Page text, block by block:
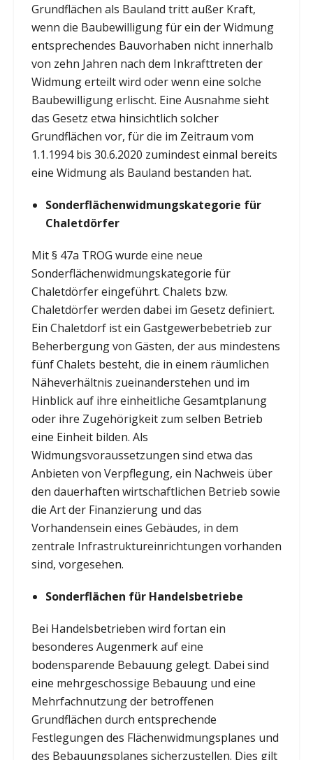
Grundflächen als Bauland tritt außer Kraft,
wenn die Baubewilligung für ein der Widmung
entsprechendes Bauvorhaben nicht innerhalb
von zehn Jahren nach dem Inkrafttreten der
Widmung erteilt wird oder wenn eine solche
Baubewilligung erlischt. Eine Ausnahme sieht
das Gesetz etwa hinsichtlich solcher
Grundflächen vor, für die im Zeitraum vom
1.1.1994 bis 30.6.2020 zumindest einmal bereits
eine Widmung als Bauland bestanden hat.
Sonderflächenwidmungskategorie für
Chaletdörfer
Mit § 47a TROG wurde eine neue
Sonderflächenwidmungskategorie für
Chaletdörfer eingeführt. Chalets bzw.
Chaletdörfer werden dabei im Gesetz definiert.
Ein Chaletdorf ist ein Gastgewerbebetrieb zur
Beherbergung von Gästen, der aus mindestens
fünf Chalets besteht, die in einem räumlichen
Näheverhältnis zueinanderstehen und im
Hinblick auf ihre einheitliche Gesamtplanung
oder ihre Zugehörigkeit zum selben Betrieb
eine Einheit bilden. Als
Widmungsvoraussetzungen sind etwa das
Anbieten von Verpflegung, ein Nachweis über
den dauerhaften wirtschaftlichen Betrieb sowie
die Art der Finanzierung und das
Vorhandensein eines Gebäudes, in dem
zentrale Infrastruktureinrichtungen vorhanden
sind, vorgesehen.
Sonderflächen für Handelsbetriebe
Bei Handelsbetrieben wird fortan ein
besonderes Augenmerk auf eine
bodensparende Bebauung gelegt. Dabei sind
eine mehrgeschossige Bebauung und eine
Mehrfachnutzung der betroffenen
Grundflächen durch entsprechende
Festlegungen des Flächenwidmungsplanes und
des Bebauungsplanes sicherzustellen. Dies gilt